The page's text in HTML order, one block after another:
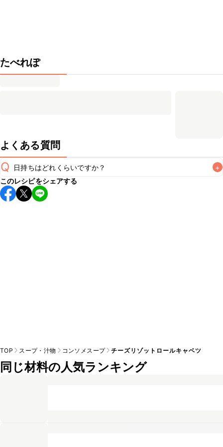
たべれぽ
よくある質問
Q 日持ちはどれくらいですか？ +
こちらのレシピは出来たてをお召し上がりいただくことをお
すすめします。
このレシピをシェアする
TOP スープ・汁物 コンソメスープ チーズリゾットロールキャベツ
同じ材料の人気ランキング